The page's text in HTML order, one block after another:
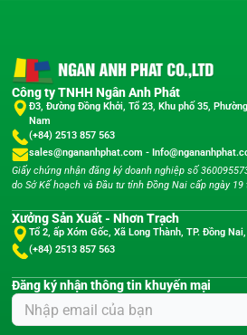
Công ty TNHH Ngân Anh Phát
Đ3, Đường Đồng Khởi, Tổ 23, Khu phố 35,
Nam
(+84) 2513 857 563
sales@ngananhphat.com -
Giấy chứng nhận đăng ký doanh nghiệp số
do Sở Kế hoạch và Đầu tư tỉnh Đồng Nai cấp ngày 19
Xưởng Sản Xuất - Nhơn Trạch
Tổ 2, ấp Xóm Gốc, Xã Long Thành, TP. Đồng
(+84) 2513 857 563
Đăng ký nhận thông tin khuyến mại